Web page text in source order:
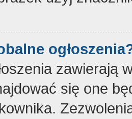
zawierają
się one